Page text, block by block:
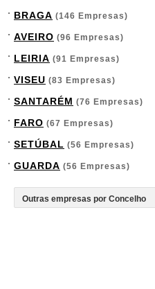
BRAGA (146 Empresas)
AVEIRO (96 Empresas)
LEIRIA (91 Empresas)
VISEU (83 Empresas)
SANTARÉM (76 Empresas)
FARO (67 Empresas)
SETÚBAL (56 Empresas)
GUARDA (56 Empresas)